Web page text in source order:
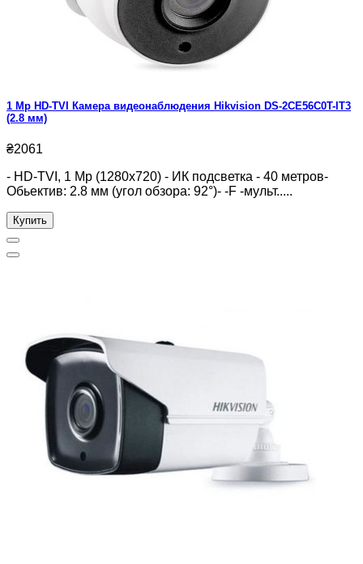
1 Mp HD-TVI Камера видеонаблюдения Hikvision DS-2CE56C0T-IT3
(2.8 мм)
₴2061
- HD-TVI, 1 Mp (1280x720) - ИК подсветка - 40 метров-
Обьектив: 2.8 мм (угол обзора: 92°)- -F -мульт.....
Купить